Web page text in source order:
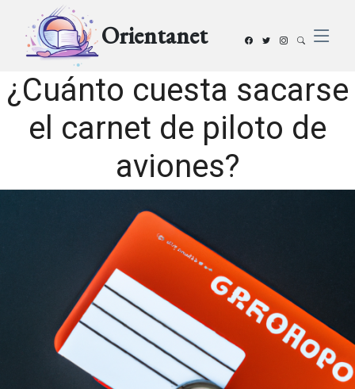
Orientanet
¿Cuánto cuesta sacarse
el carnet de piloto de
aviones?